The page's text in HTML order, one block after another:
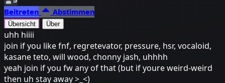
Beitreten
Abstimmen
Übersicht Über
uhh hiiii
join if you like fnf, regretevator, pressure, hsr, vocaloid,
kasane teto, will wood, chonny jash, uhhhh
yeah join if you fw any of that (but if youre weird-weird
then uh stay away >_<)